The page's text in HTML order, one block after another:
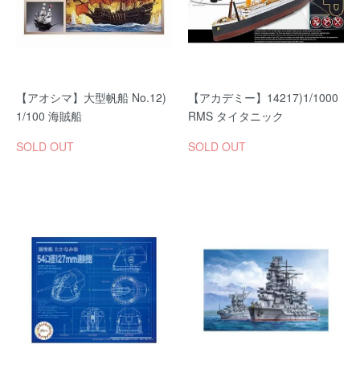
【アオシマ】大型帆船 No.12)
1/100 海賊船
SOLD OUT
【アカデミー】14217)1/1000
RMS タイタニック
SOLD OUT